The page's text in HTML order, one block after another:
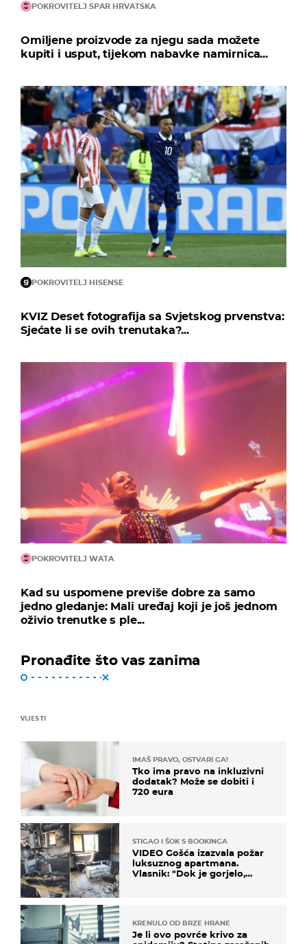
POKROVITELJ SPAR HRVATSKA
Omiljene proizvode za njegu sada možete
kupiti i usput, tijekom nabavke namirnica...
POKROVITELJ HISENSE
KVIZ Deset fotografija sa Svjetskog prvenstva:
Sjećate li se ovih trenutaka?...
POKROVITELJ WATA
Kad su uspomene previše dobre za samo
jedno gledanje: Mali uređaj koji je još jednom
oživio trenutke s ple...
Pronađite što vas zanima
VIJESTI
IMAŠ PRAVO, OSTVARI GA!
Tko ima pravo na inkluzivni
dodatak? Može se dobiti i
720 eura
STIGAO I ŠOK S BOOKINGA
VIDEO Gošća izazvala požar
luksuznog apartmana.
Vlasnik: "Dok je gorjelo,
KRENULO OD BRZE HRANE
Je li ovo povrće krivo za